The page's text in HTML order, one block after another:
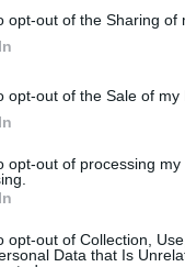
opt-out of the Sharing of
opt-out of the Sale of my
opt-out of processing
opt-out of Collection,
Data that Is